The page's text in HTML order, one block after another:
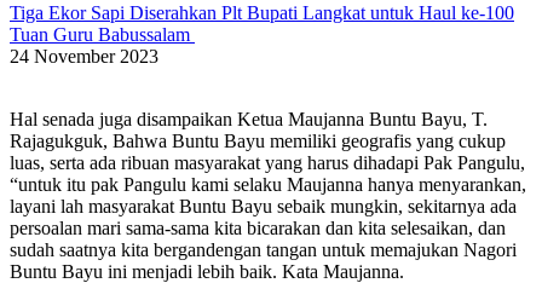
Tiga Ekor Sapi Diserahkan Plt Bupati Langkat untuk Haul ke-100
Tuan Guru Babussalam
24 November 2023
Hal senada juga disampaikan Ketua Maujanna Buntu Bayu, T.
Rajagukguk, Bahwa Buntu Bayu memiliki geografis yang cukup
luas, serta ada ribuan masyarakat yang harus dihadapi Pak Pangulu,
“untuk itu pak Pangulu kami selaku Maujanna hanya menyarankan,
layani lah masyarakat Buntu Bayu sebaik mungkin, sekitarnya ada
persoalan mari sama-sama kita bicarakan dan kita selesaikan, dan
sudah saatnya kita bergandengan tangan untuk memajukan Nagori
Buntu Bayu ini menjadi lebih baik. Kata Maujanna.